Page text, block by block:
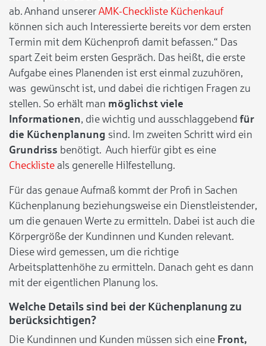
ab. Anhand unserer AMK-Checkliste Küchenkauf
können sich auch Interessierte bereits vor dem ersten
Termin mit dem Küchenprofi damit befassen.“ Das
spart Zeit beim ersten Gespräch. Das heißt, die erste
Aufgabe eines Planenden ist erst einmal zuzuhören,
was gewünscht ist, und dabei die richtigen Fragen zu
stellen. So erhält man möglichst viele
Informationen, die wichtig und ausschlaggebend für
die Küchenplanung sind. Im zweiten Schritt wird ein
Grundriss benötigt. Auch hierfür gibt es eine
Checkliste als generelle Hilfestellung.
Für das genaue Aufmaß kommt der Profi in Sachen
Küchenplanung beziehungsweise ein Dienstleistender,
um die genauen Werte zu ermitteln. Dabei ist auch die
Körpergröße der Kundinnen und Kunden relevant.
Diese wird gemessen, um die richtige
Arbeitsplattenhöhe zu ermitteln. Danach geht es dann
mit der eigentlichen Planung los.
Welche Details sind bei der Küchenplanung zu
berücksichtigen?
Die Kundinnen und Kunden müssen sich eine Front,